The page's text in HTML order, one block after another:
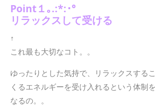
Point１｡.:*:･°
リラックスして受ける
↑
これ最も大切なコト。。
ゆったりとした気持で、リラックスする
くるエネルギーを受け入れるという体制
なるの。。